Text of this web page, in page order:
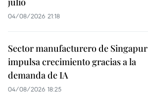
04/08/2026 21:18
Sector manufacturero de Singapur
impulsa crecimiento gracias a la
demanda de IA
04/08/2026 18:25